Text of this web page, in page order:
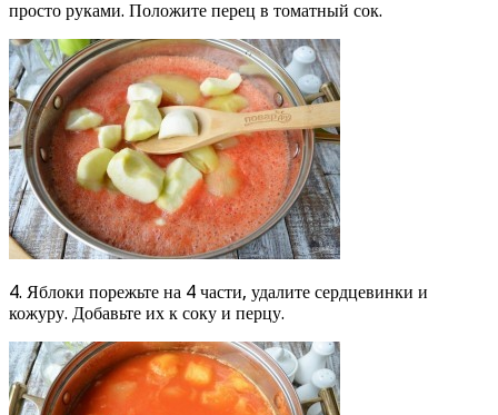
просто руками. Положите перец в томатный сок.
4. Яблоки порежьте на 4 части, удалите сердцевинки и
кожуру. Добавьте их к соку и перцу.